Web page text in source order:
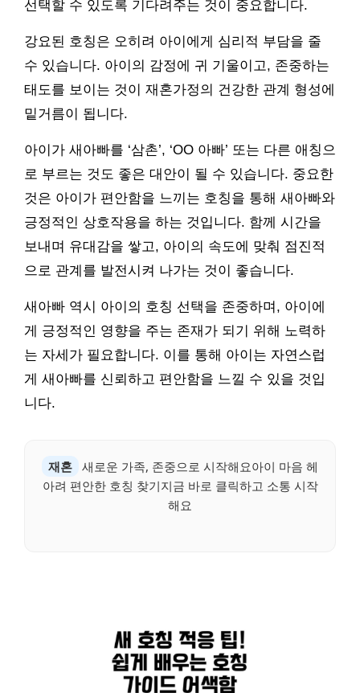
선택할 수 있도록 기다려주는 것이 중요합니다.
강요된 호칭은 오히려 아이에게 심리적 부담을 줄
수 있습니다. 아이의 감정에 귀 기울이고, 존중하는
태도를 보이는 것이 재혼가정의 건강한 관계 형성에
밑거름이 됩니다.
아이가 새아빠를 ‘삼촌’, ‘OO 아빠’ 또는 다른 애칭으
로 부르는 것도 좋은 대안이 될 수 있습니다. 중요한
것은 아이가 편안함을 느끼는 호칭을 통해 새아빠와
긍정적인 상호작용을 하는 것입니다. 함께 시간을
보내며 유대감을 쌓고, 아이의 속도에 맞춰 점진적
으로 관계를 발전시켜 나가는 것이 좋습니다.
새아빠 역시 아이의 호칭 선택을 존중하며, 아이에
게 긍정적인 영향을 주는 존재가 되기 위해 노력하
는 자세가 필요합니다. 이를 통해 아이는 자연스럽
게 새아빠를 신뢰하고 편안함을 느낄 수 있을 것입
니다.
재혼 새로운 가족, 존중으로 시작해요아이 마음 헤
아려 편안한 호칭 찾기지금 바로 클릭하고 소통 시작
해요